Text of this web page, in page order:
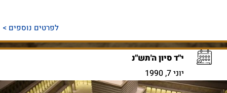
לפרטים נוספים >
י"ד סיון ה'תש"נ
יוני 7, 1990